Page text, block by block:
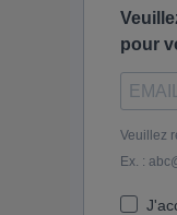
pour
Veuillez
Ex. :